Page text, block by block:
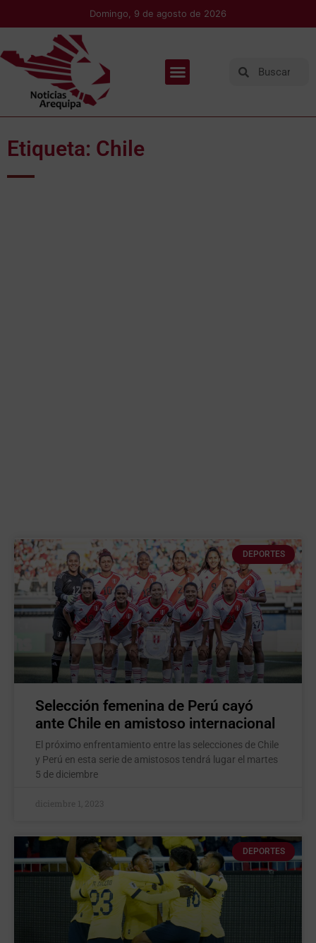
Domingo, 9 de agosto de 2026
Etiqueta: Chile
DEPORTES
Selección femenina de Perú cayó
ante Chile en amistoso internacional
El próximo enfrentamiento entre las selecciones de Chile
y Perú en esta serie de amistosos tendrá lugar el martes
5 de diciembre
diciembre 1, 2023
DEPORTES